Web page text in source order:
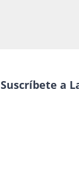
Suscríbete a